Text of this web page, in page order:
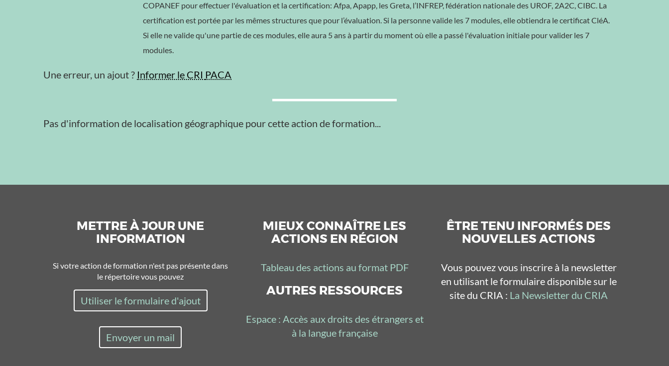
COPANEF pour effectuer l'évaluation et la certification: Afpa, Apapp, les Greta, l’INFREP, fédération nationale des UROF, 2A2C, CIBC. La
certification est portée par les mêmes structures que pour l’évaluation. Si la personne valide les 7 modules, elle obtiendra le certificat CléA.
Si elle ne valide qu'une partie de ces modules, elle aura 5 ans à partir du moment où elle a passé l'évaluation initiale pour valider les 7
modules.
Une erreur, un ajout ? Informer le CRI PACA
Pas d'information de localisation géographique pour cette action de formation...
METTRE À JOUR UNE
INFORMATION
Si votre action de formation n'est pas présente dans
le répertoire vous pouvez
Utiliser le formulaire d'ajout
Envoyer un mail
MIEUX CONNAÎTRE LES
ACTIONS EN RÉGION
Tableau des actions au format PDF
AUTRES RESSOURCES
Espace : Accès aux droits des étrangers et
à la langue française
ÊTRE TENU INFORMÉS DES
NOUVELLES ACTIONS
Vous pouvez vous inscrire à la newsletter
en utilisant le formulaire disponible sur le
site du CRIA : La Newsletter du CRIA